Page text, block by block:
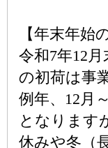
【年末年始
令和7年12
の初荷は事
例年、12月
となります
休みや冬（